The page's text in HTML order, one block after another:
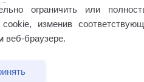
ограничить или
изменив
веб-браузере.